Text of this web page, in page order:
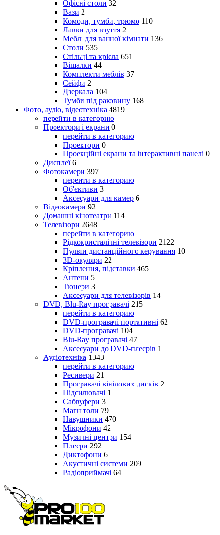
Офісні столи 32
Вази 2
Комоди, тумби, трюмо 110
Лавки для взуття 2
Меблі для ванної кімнати 136
Столи 535
Стільці та крісла 651
Вішалки 44
Комплекти меблів 37
Сейфи 2
Дзеркала 104
Тумби під раковину 168
Фото, аудіо, відеотехніка 4819
перейти в категорию
Проектори і екрани 0
перейти в категорию
Проектори 0
Проекційні екрани та інтерактивні панелі 0
Дисплеї 6
Фотокамери 397
перейти в категорию
Об'єктиви 3
Аксесуари для камер 6
Відеокамери 92
Домашні кінотеатри 114
Телевізори 2648
перейти в категорию
Рідкокристалічні телевізори 2122
Пульти дистанційного керування 10
3D-окуляри 22
Кріплення, підставки 465
Антени 5
Тюнери 3
Аксесуари для телевізорів 14
DVD, Blu-Ray програвачі 215
перейти в категорию
DVD-програвачі портативні 62
DVD-програвачі 104
Blu-Ray програвачі 47
Аксесуари до DVD-плеєрів 1
Аудіотехніка 1343
перейти в категорию
Ресивери 21
Програвачі вінілових дисків 2
Підсилювачі 1
Сабвуфери 3
Магнітоли 79
Навушники 470
Мікрофони 42
Музичні центри 154
Плеєри 292
Диктофони 6
Акустичні системи 209
Радіоприймачі 64